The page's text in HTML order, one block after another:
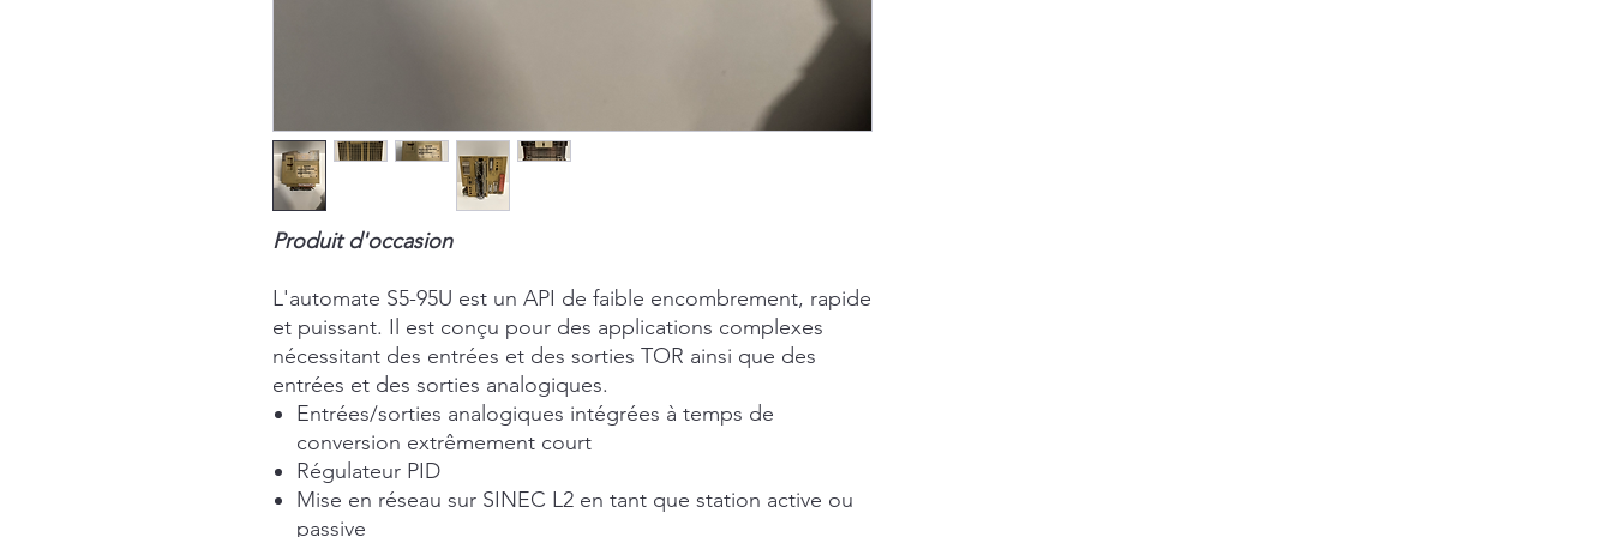
Produit d'occasion
L'automate S5-95U est un API de faible encombrement, rapide
et puissant. Il est conçu pour des applications complexes
nécessitant des entrées et des sorties TOR ainsi que des
entrées et des sorties analogiques.
Entrées/sorties analogiques intégrées à temps de
conversion extrêmement court
Régulateur PID
Mise en réseau sur SINEC L2 en tant que station active ou
passive